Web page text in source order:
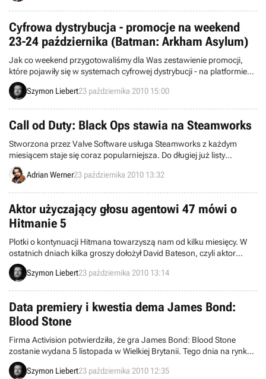
Cyfrowa dystrybucja - promocje na weekend
23-24 października (Batman: Arkham Asylum)
Jak co weekend przygotowaliśmy dla Was zestawienie promocji,
które pojawiły się w systemach cyfrowej dystrybucji - na platformie
Steam oraz w serwisach Good Old Games, Impulse, Direct2Drive i
GamersGate. Tym razem taniej można kupić m.in. specjalną edycję
Szymon Liebert23 października 2010 15:00
Call od Duty: Black Ops stawia na Steamworks
Stworzona przez Valve Software usługa Steamworks z każdym
miesiącem staje się coraz popularniejsza. Do długiej już listy
korzystających z niej gier dołączyła właśnie jedna z największych
produkcji tego roku, czyli Call of Duty: Black Ops.
Adrian Werner23 października 2010 13:32
Aktor użyczający głosu agentowi 47 mówi o
Hitmanie 5
Plotki o kontynuacji Hitmana towarzyszą nam od kilku miesięcy. W
ostatnich dniach kilka groszy dołożył David Bateson, czyli aktor
wcielający się w głównego bohatera gry. Głos agenta i zabójcy 47
potwierdził, że ma przyjemność pracować nad piątą odsłoną serii ze
Szymon Liebert23 października 2010 13:14
Data premiery i kwestia dema James Bond:
Blood Stone
Firma Activision potwierdziła, że gra James Bond: Blood Stone
zostanie wydana 5 listopada w Wielkiej Brytanii. Tego dnia na rynku
zadebiutuje również przeróbka klasycznego Goldeneye na DS-a i Wii,
więc szykuje się małe święto dla fanów najbardziej znanego agenta
Szymon Liebert23 października 2010 12:35